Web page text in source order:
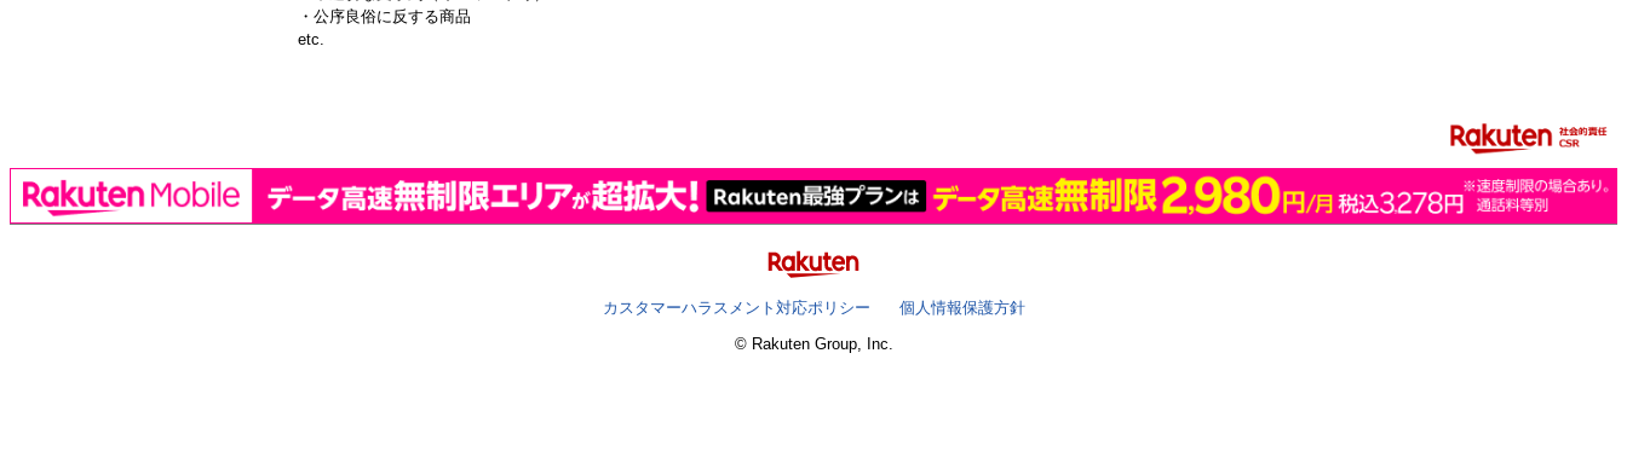
・公序良俗に反する商品
etc.
カスタマーハラスメント対応ポリシー
個人情報保護方針
© Rakuten Group, Inc.